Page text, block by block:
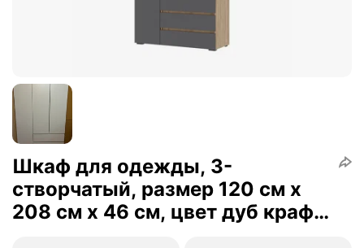
Шкаф для одежды, 3-
створчатый, размер 120 см x
208 см x 46 см, цвет дуб крафт/